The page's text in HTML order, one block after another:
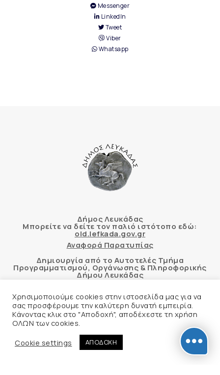
Messenger
LinkedIn
Tweet
Viber
Whatsapp
Δήμος Λευκάδας
Μπορείτε να δείτε τον παλιό ιστότοπο εδώ:
old.lefkada.gov.gr
Αναφορά Παρατυπίας
Δημιουργία από το Αυτοτελές Τμήμα
Προγραμματισμού, Οργάνωσης & Πληροφορικής
Δήμου Λευκάδας
Αυτόματος έλεγχος προσβασιμότητας
δικτυακού τόπου με βάση το πρότυπο WCAG 2.1
Δήλωση Προσβασιμότητας
Χρησιμοποιούμε cookies στην ιστοσελίδα μας για να
σας προσφέρουμε την καλύτερη δυνατή εμπειρία.
Κάνοντας κλικ στο "Αποδοχή", αποδέχεστε τη χρήση
ΟΛΩΝ των cookies.
Cookie settings
ΑΠΟΔΟΧΗ